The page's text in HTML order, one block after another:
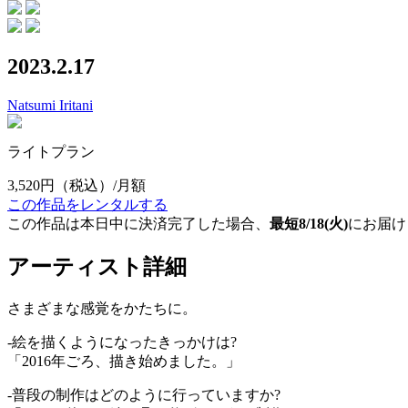
2023.2.17
Natsumi Iritani
ライトプラン
3,520円
（税込）/月額
この作品をレンタルする
この作品は本日中に決済完了した場合、 最短8/18(火)にお届
アーティスト詳細
さまざまな感覚をかたちに。
‐絵を描くようになったきっかけは?
「2016年ごろ、描き始めました。」
‐普段の制作はどのように行っていますか?